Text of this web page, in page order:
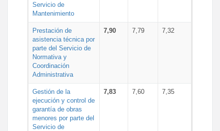
Servicio de
Mantenimiento
Prestación de
asistencia técnica por
parte del Servicio de
Normativa y
Coordinación
Administrativa
7,90 7,79 7,32
Gestión de la
ejecución y control de
garantía de obras
menores por parte del
Servicio de
7,83 7,60 7,35